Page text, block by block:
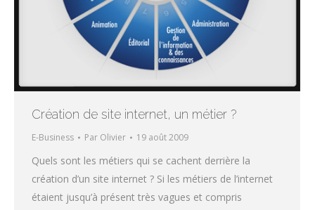
Création de site internet, un métier ?
E-Business Par Olivier 19 août 2009
Quels sont les métiers qui se cachent derrière la
création d’un site internet ? Si les métiers de l’internet
étaient jusqu’à présent très vagues et compris